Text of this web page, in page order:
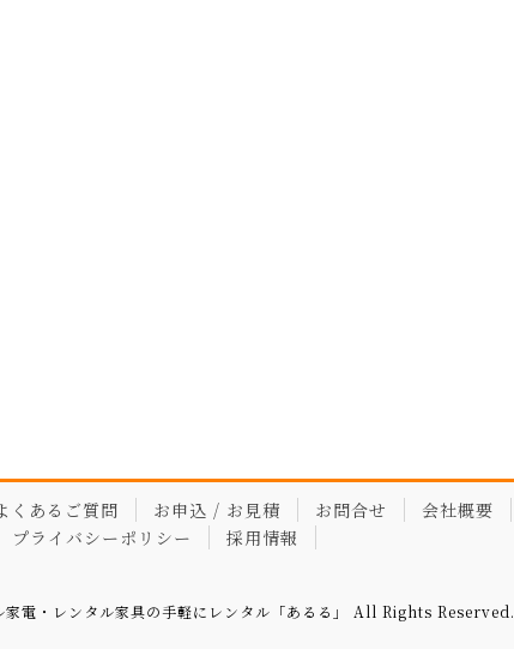
くあるご質問 お申込 / お見積 お問合せ 会社概要
プライバシーポリシー 採用情報
電・レンタル家具の手軽にレンタル「あるる」 All Rights Reserved.